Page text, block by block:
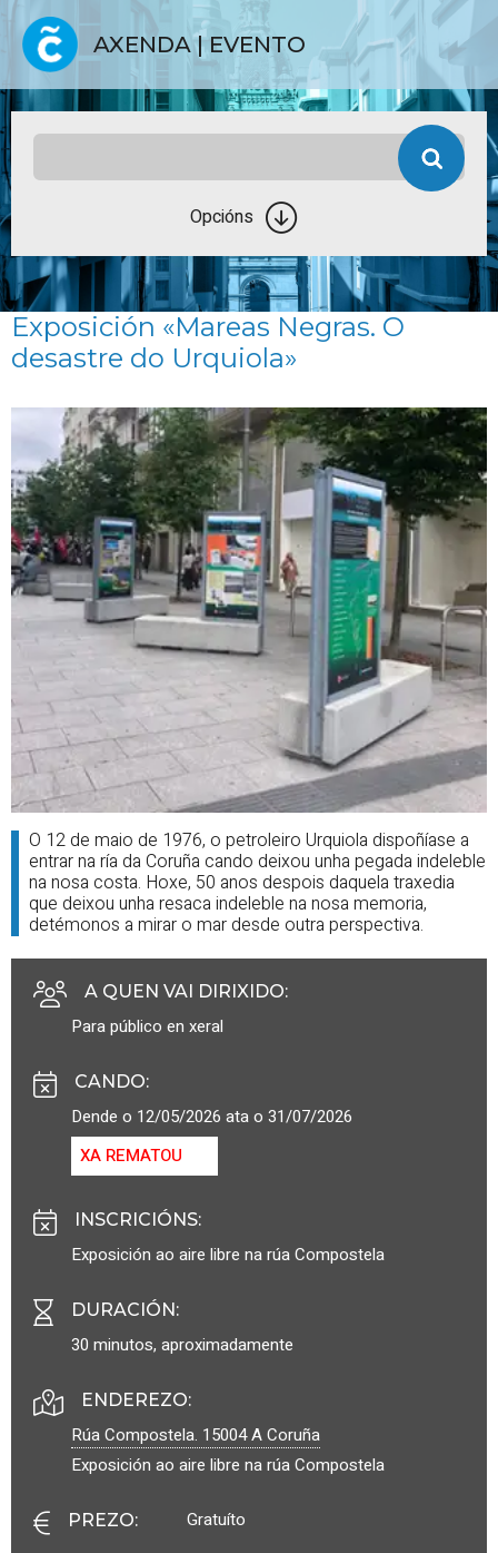
AXENDA | EVENTO
Opcións
Exposición «Mareas Negras. O
desastre do Urquiola»
O 12 de maio de 1976, o petroleiro Urquiola dispoñíase a
entrar na ría da Coruña cando deixou unha pegada indeleble
na nosa costa. Hoxe, 50 anos despois daquela traxedia
que deixou unha resaca indeleble na nosa memoria,
detémonos a mirar o mar desde outra perspectiva.
A QUEN VAI DIRIXIDO:
Para público en xeral
CANDO:
Dende o 12/05/2026 ata o 31/07/2026
XA REMATOU
INSCRICIÓNS:
Exposición ao aire libre na rúa Compostela
DURACIÓN:
30 minutos, aproximadamente
ENDEREZO:
Rúa Compostela. 15004A Coruña
Exposición ao aire libre na rúa Compostela
PREZO: Gratuíto